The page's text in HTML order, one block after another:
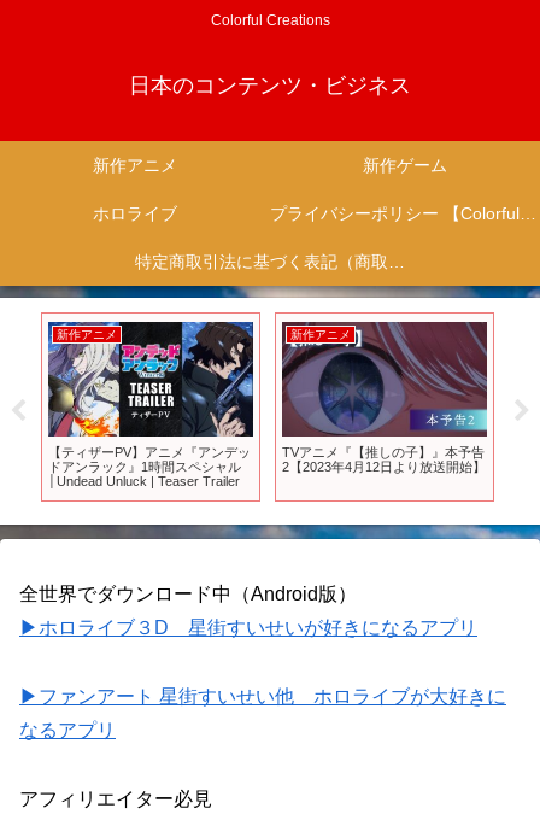
Colorful Creations
日本のコンテンツ・ビジネス
新作アニメ 新作ゲーム
ホロライブ プライバシーポリシー 【Colorful Creation】
特定商取引法に基づく表記（商取引に関する開示）
新作アニメ
【ティザーPV】アニメ『アンデッ
ドアンラック』1時間スペシャル
│Undead Unluck | Teaser Trailer
新作アニメ
TVアニメ『【推しの子】』本予告
2【2023年4月12日より放送開始】
全世界でダウンロード中（Android版）
▶ホロライブ３D 星街すいせいが好きになるアプリ
▶ファンアート 星街すいせい他 ホロライブが大好きに
なるアプリ
アフィリエイター必見